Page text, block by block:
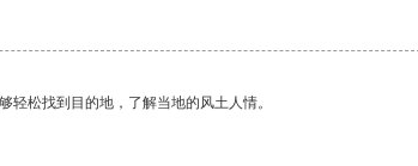
轻松找到目的地，了解当地的风土人情。